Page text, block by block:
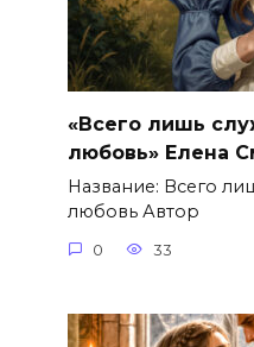
«Всего лишь
любовь» Елена
Название: Всего
любовь Автор
0 33